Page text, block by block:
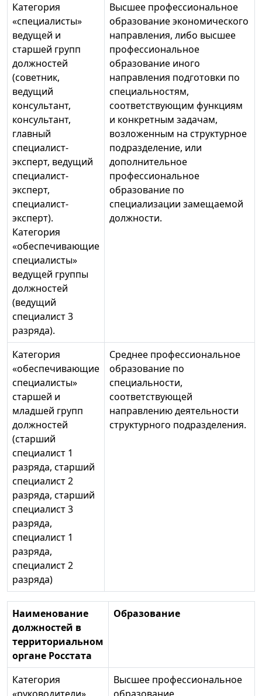
Категория
«специалисты»
ведущей и
старшей групп
должностей
(советник,
ведущий
консультант,
консультант,
главный
специалист-
эксперт, ведущий
специалист-
эксперт,
специалист-
эксперт).
Категория
«обеспечивающие
специалисты»
ведущей группы
должностей
(ведущий
специалист 3
разряда).
Высшее профессиональное
образование экономического
направления, либо высшее
профессиональное
образование иного
направления подготовки по
специальностям,
соответствующим функциям
и конкретным задачам,
возложенным на структурное
подразделение, или
дополнительное
профессиональное
образование по
специализации замещаемой
должности.
Категория
«обеспечивающие
специалисты»
старшей и
младшей групп
должностей
(старший
специалист 1
разряда, старший
специалист 2
разряда, старший
специалист 3
разряда,
специалист 1
разряда,
специалист 2
разряда)
Среднее профессиональное
образование по
специальности,
соответствующей
направлению деятельности
структурного подразделения.
Наименование
должностей в
территориальном
органе Росстата
Образование
Категория
Высшее профессиональное